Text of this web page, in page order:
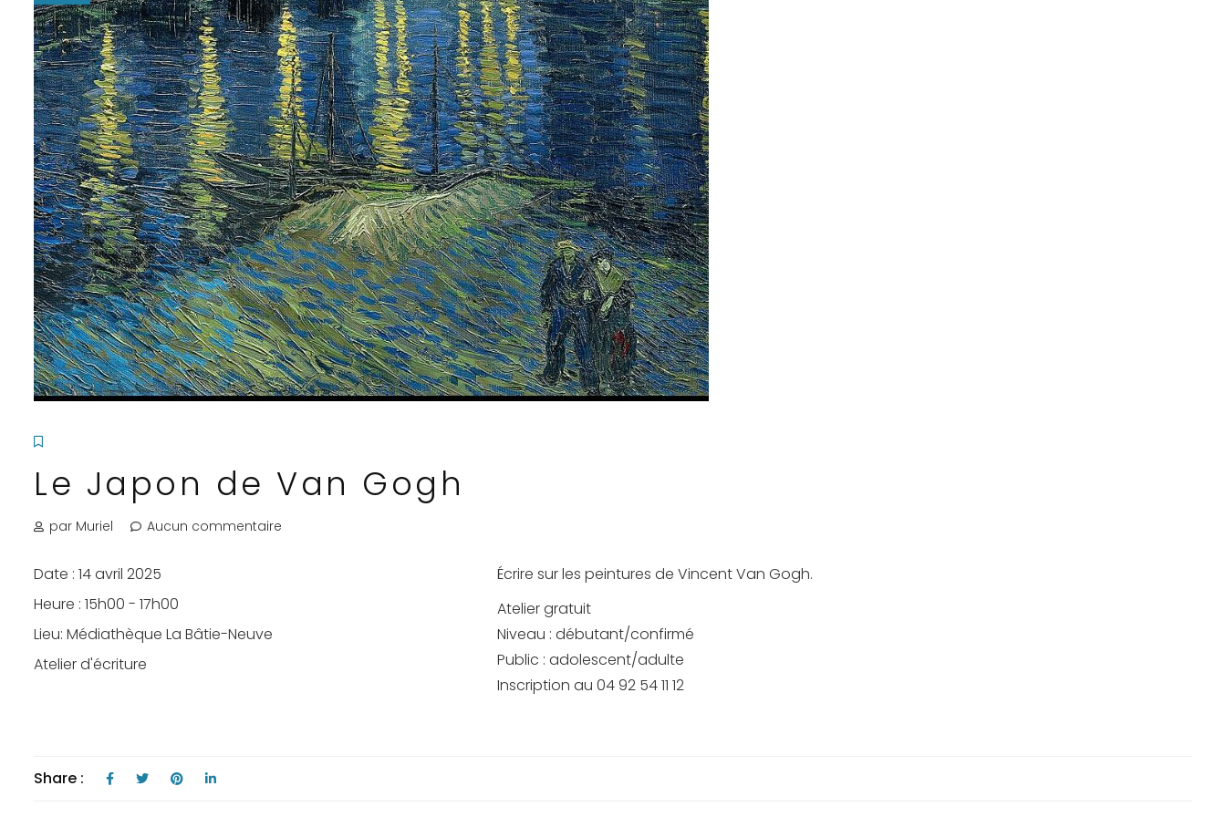
Le Japon de Van Gogh
par Muriel Aucun commentaire
Date : 14 avril 2025
Heure : 15h00 - 17h00
Lieu: Médiathèque La Bâtie-Neuve
Atelier d'écriture
Écrire sur les peintures de Vincent Van Gogh.
Atelier gratuit
Niveau : débutant/confirmé
Public : adolescent/adulte
Inscription au 04 92 54 11 12
Share :